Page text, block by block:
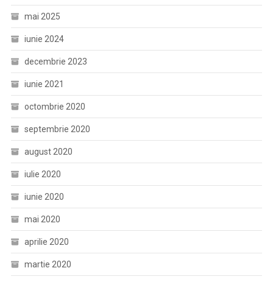
mai 2025
iunie 2024
decembrie 2023
iunie 2021
octombrie 2020
septembrie 2020
august 2020
iulie 2020
iunie 2020
mai 2020
aprilie 2020
martie 2020